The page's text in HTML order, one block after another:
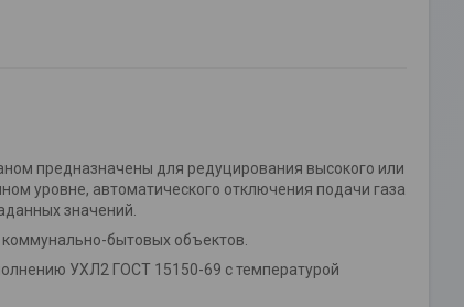
предназначены для редуцирования высокого или
уровне, автоматического отключения подачи газа
значений.
бытовых объектов.
УХЛ2 ГОСТ 15150-69 с температурой